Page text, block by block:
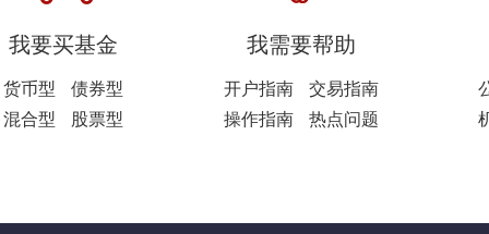
我要买基金
货币型
债券型
混合型
股票型
我需要帮助
开户指南
交易指南
操作指南
热点问题